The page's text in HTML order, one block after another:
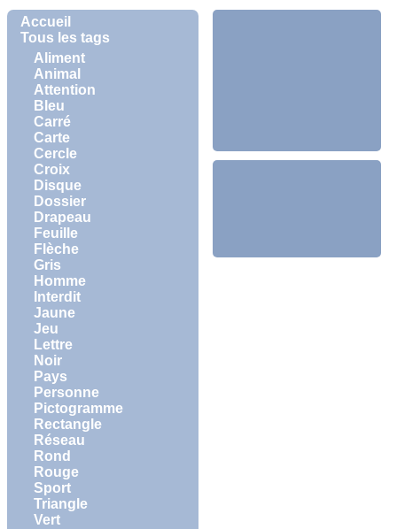
Accueil
Tous les tags
Aliment
Animal
Attention
Bleu
Carré
Carte
Cercle
Croix
Disque
Dossier
Drapeau
Feuille
Flèche
Gris
Homme
Interdit
Jaune
Jeu
Lettre
Noir
Pays
Personne
Pictogramme
Rectangle
Réseau
Rond
Rouge
Sport
Triangle
Vert